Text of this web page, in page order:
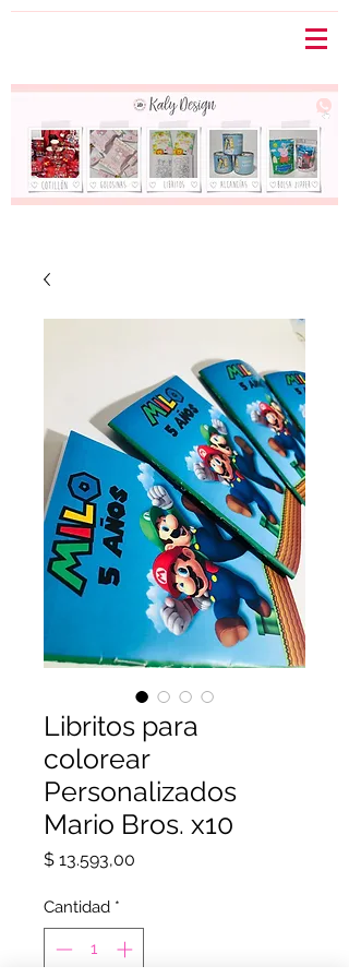
Libritos para
colorear
Personalizados
Mario Bros. x10
$ 13.593,00
Cantidad *